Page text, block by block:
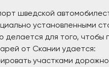
шведской
установленными
делается для того, чтобы
от Скании удается:
участками